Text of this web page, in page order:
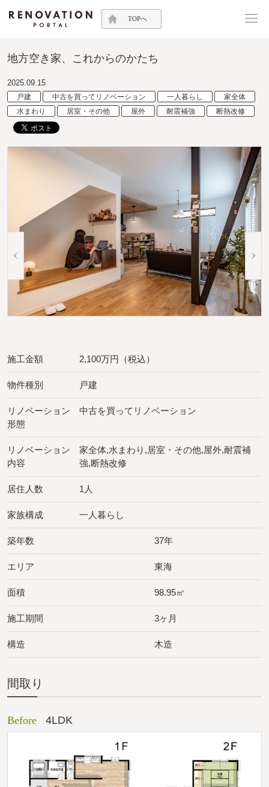
TOPへ
地方空き家、これからのかたち
2025.09.15
戸建 中古を買ってリノベーション 一人暮らし
家全体
水まわり
居室・その他 屋外 耐震補強 断熱改修
施工金額 2,100万円（税込）
物件種別 戸建
リノベーション
形態
中古を買ってリノベーション
リノベーション
内容
家全体,水まわり,居室・その他,屋外,耐震補
強,断熱改修
居住人数 1人
家族構成 一人暮らし
築年数 37年
エリア 東海
面積 98.95㎡
施工期間 3ヶ月
構造 木造
間取り
Before 4LDK